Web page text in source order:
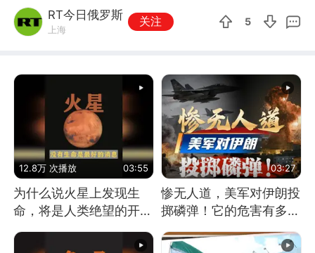
RT今日俄罗斯
上海
关注 5
12.8万 次播放 03:55
为什么说火星上发现生
命，将是人类绝望的开
始？
03:27
惨无人道，美军对伊朗投
掷磷弹！它的危害有多
大？